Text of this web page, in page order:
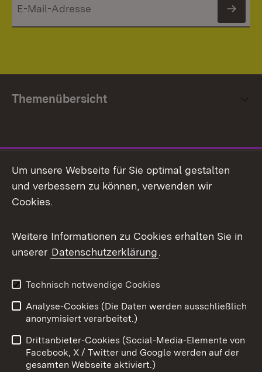
Themenübersicht
Facebook
X / Twitter
Youtube
Impressum
Kontakt
Barrierefreiheit
Datenschutz
Cookies
Um unsere Webseite für Sie optimal gestalten
und verbessern zu können, verwenden wir
Cookies.
Weitere Informationen zu Cookies erhalten Sie in
unserer Datenschutzerklärung.
Technisch notwendige Cookies
Analyse-Cookies (Die Daten werden ausschließlich
anonymisiert verarbeitet.)
Drittanbieter-Cookies (Social-Media-Elemente von
Facebook, X / Twitter und Google werden auf der
gesamten Webseite aktiviert.)